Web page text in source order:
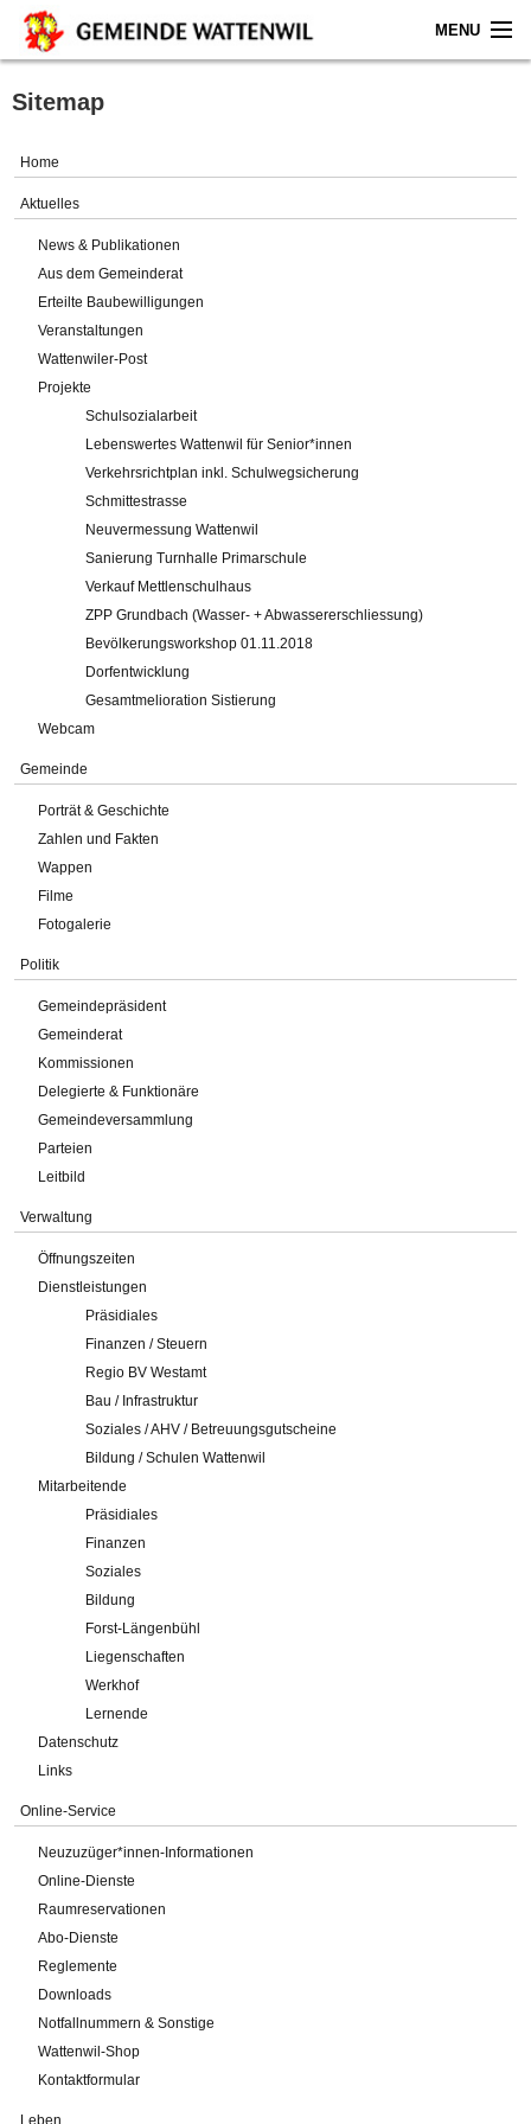
MENU
Home
Gemeinde
Verwaltung
Online-Service
Impressum
Sitemap
Home
Aktuelles
News & Publikationen
Aus dem Gemeinderat
Erteilte Baubewilligungen
Veranstaltungen
Wattenwiler-Post
Projekte
Schulsozialarbeit
Lebenswertes Wattenwil für Senior*innen
Verkehrsrichtplan inkl. Schulwegsicherung
Schmittestrasse
Neuvermessung Wattenwil
Sanierung Turnhalle Primarschule
Verkauf Mettlenschulhaus
ZPP Grundbach (Wasser- + Abwassererschliessung)
Bevölkerungsworkshop 01.11.2018
Dorfentwicklung
Gesamtmelioration Sistierung
Webcam
Gemeinde
Porträt & Geschichte
Zahlen und Fakten
Wappen
Filme
Fotogalerie
Politik
Gemeindepräsident
Gemeinderat
Kommissionen
Delegierte & Funktionäre
Gemeindeversammlung
Parteien
Leitbild
Verwaltung
Öffnungszeiten
Dienstleistungen
Präsidiales
Finanzen / Steuern
Regio BV Westamt
Bau / Infrastruktur
Soziales / AHV / Betreuungsgutscheine
Bildung / Schulen Wattenwil
Mitarbeitende
Präsidiales
Finanzen
Soziales
Bildung
Forst-Längenbühl
Liegenschaften
Werkhof
Lernende
Datenschutz
Links
Online-Service
Neuzuzüger*innen-Informationen
Online-Dienste
Raumreservationen
Abo-Dienste
Reglemente
Downloads
Notfallnummern & Sonstige
Wattenwil-Shop
Kontaktformular
Leben